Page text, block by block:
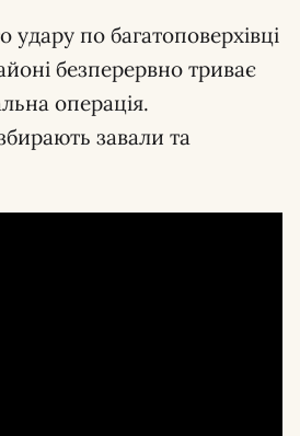
удару по багатоповерхівці
безперервно триває
операція.
завали та